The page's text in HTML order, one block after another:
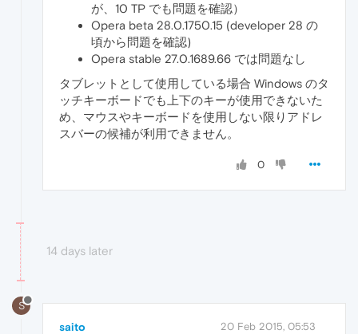
が、10 TP でも問題を確認）
Opera beta 28.0.1750.15 (developer 28 の
頃から問題を確認)
Opera stable 27.0.1689.66 では問題なし
タブレットとして使用している場合 Windows のタ
ッチキーボードでも上下のキーが使用できないた
め、マウスやキーボードを使用しない限りアドレ
スバーの候補が利用できません。
0
14 days later
S
saito 20 Feb 2015, 05:53